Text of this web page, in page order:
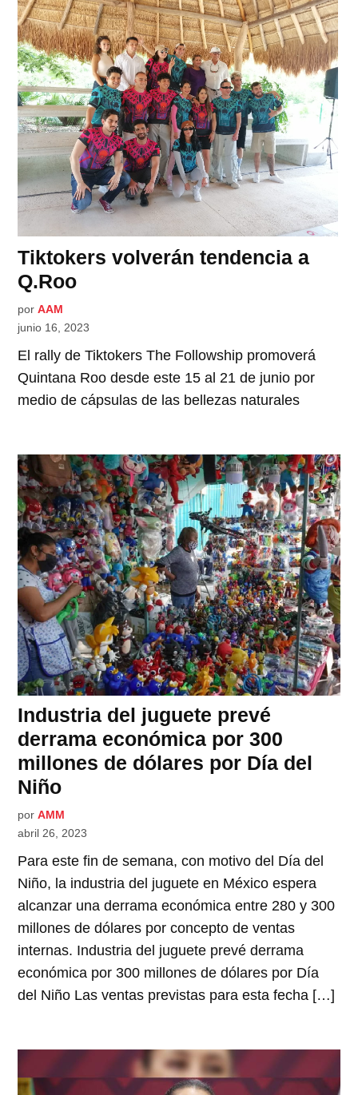
Tiktokers volverán tendencia a
Q.Roo
por AAM
junio 16, 2023
El rally de Tiktokers The Followship promoverá
Quintana Roo desde este 15 al 21 de junio por
medio de cápsulas de las bellezas naturales
Industria del juguete prevé
derrama económica por 300
millones de dólares por Día del
Niño
por AMM
abril 26, 2023
Para este fin de semana, con motivo del Día del
Niño, la industria del juguete en México espera
alcanzar una derrama económica entre 280 y 300
millones de dólares por concepto de ventas
internas. Industria del juguete prevé derrama
económica por 300 millones de dólares por Día
del Niño Las ventas previstas para esta fecha […]